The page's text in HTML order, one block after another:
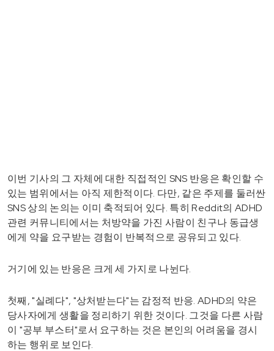
이번 기사의 그 자체에 대한 직접적인 SNS 반응은 확인할 수
있는 범위에서는 아직 제한적이다. 다만, 같은 주제를 둘러싼
SNS 상의 논의는 이미 축적되어 있다. 특히 Reddit의 ADHD
관련 커뮤니티에서는 처방약을 가진 사람이 친구나 동급생
에게 약을 요구받는 경험이 반복적으로 공유되고 있다.
거기에 있는 반응은 크게 세 가지로 나뉜다.
첫째, "실례다", "상처받는다"는 감정적 반응. ADHD의 약은
당사자에게 생활을 정리하기 위한 것이다. 그것을 다른 사람
이 "공부 부스터"로서 요구하는 것은 본인의 어려움을 경시
하는 행위로 보인다.